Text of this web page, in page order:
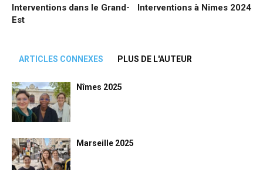
Interventions dans le Grand-
Est
Interventions à Nimes 2024
ARTICLES CONNEXES PLUS DE L'AUTEUR
Nîmes 2025
Marseille 2025